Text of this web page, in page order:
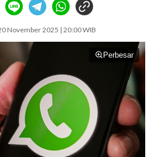
November 2025 | 20:00 WIB
Perbesar